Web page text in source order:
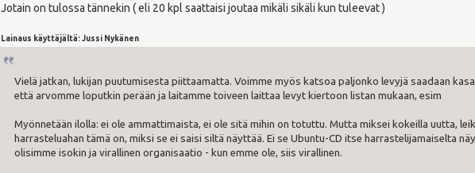
Jotain on tulossa tännekin ( eli 20 kpl saattaisi joutaa mikäli sikäli kun tuleevat )
Lainaus käyttäjältä: Jussi Nykänen
Vielä jatkan, lukijan puutumisesta piittaamatta. Voimme myös katsoa paljonko levyjä saadaan
että arvomme loputkin perään ja laitamme toiveen laittaa levyt kiertoon listan mukaan, esim
Myönnetään ilolla: ei ole ammattimaista, ei ole sitä mihin on totuttu. Mutta miksei kokeilla uutta,
harrasteluahan tämä on, miksi se ei saisi siltä näyttää. Ei se Ubuntu-CD itse harrastelijamaiselta
olisimme isokin ja virallinen organisaatio - kun emme ole, siis virallinen.